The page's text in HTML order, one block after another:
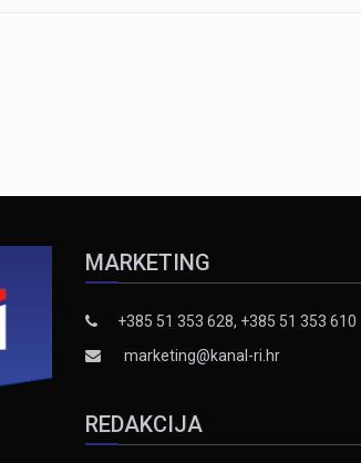
MARKETING
+385 51 353 628, +385 51 353 610
marketing@kanal-ri.hr
REDAKCIJA